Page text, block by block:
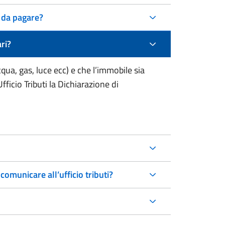
pagare?
gas, luce ecc) e che l’immobile sia
Tributi la Dichiarazione di
del Lago, cosa devo comunicare all’ufficio tributi?